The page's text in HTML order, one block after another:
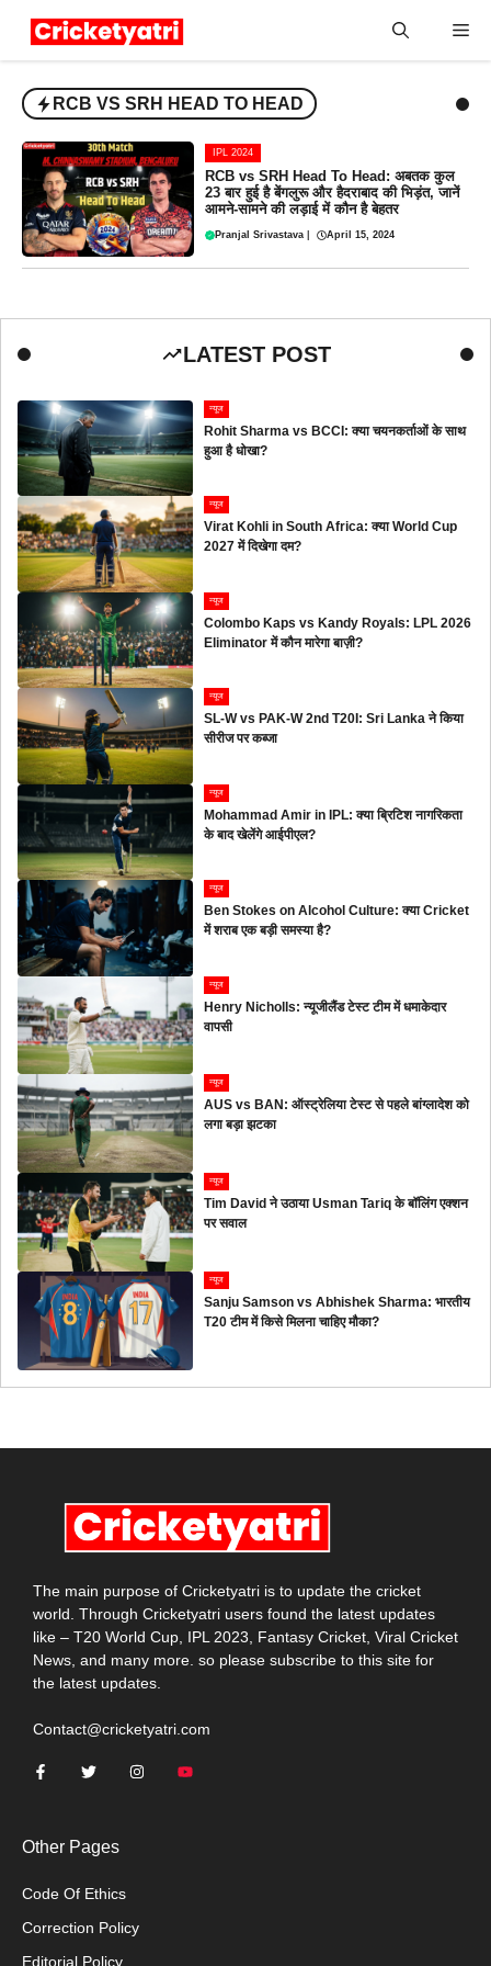
RCB VS SRH HEAD TO HEAD
IPL 2024
RCB vs SRH Head To Head: अबतक कुल
23 बार हुई है बेंगलुरू और हैदराबाद की भिड़ंत, जानें
आमने-सामने की लड़ाई में कौन है बेहतर
Pranjal Srivastava April 15, 2024
LATEST POST
न्यूज
Rohit Sharma vs BCCI: क्या चयनकर्ताओं के साथ
हुआ है धोखा?
न्यूज
Virat Kohli in South Africa: क्या World Cup
2027 में दिखेगा दम?
न्यूज
Colombo Kaps vs Kandy Royals: LPL 2026
Eliminator में कौन मारेगा बाज़ी?
न्यूज
SL-W vs PAK-W 2nd T20I: Sri Lanka ने किया
सीरीज पर कब्जा
न्यूज
Mohammad Amir in IPL: क्या ब्रिटिश नागरिकता
के बाद खेलेंगे आईपीएल?
न्यूज
Ben Stokes on Alcohol Culture: क्या Cricket
में शराब एक बड़ी समस्या है?
न्यूज
Henry Nicholls: न्यूजीलैंड टेस्ट टीम में धमाकेदार
वापसी
न्यूज
AUS vs BAN: ऑस्ट्रेलिया टेस्ट से पहले बांग्लादेश को
लगा बड़ा झटका
न्यूज
Tim David ने उठाया Usman Tariq के बॉलिंग एक्शन
पर सवाल
न्यूज
Sanju Samson vs Abhishek Sharma: भारतीय
T20 टीम में किसे मिलना चाहिए मौका?
The main purpose of Cricketyatri is to update the cricket
world. Through Cricketyatri users found the latest updates
like – T20 World Cup, IPL 2023, Fantasy Cricket, Viral Cricket
News, and many more. so please subscribe to this site for
the latest updates.
Contact@cricketyatri.com
Other Pages
Code Of Ethics
Correction Policy
Editorial Policy